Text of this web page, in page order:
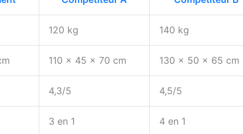
120 kg 140 kg
110 x 45 x 70 cm 130 x 50 x 65 cm
4,3/5 4,5/5
3 en 1 4 en 1